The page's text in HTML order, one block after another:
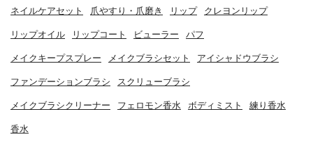
ネイルケアセット 爪やすり・爪磨き リップ クレヨンリップ
リップオイル リップコート ビューラー パフ
メイクキープスプレー メイクブラシセット アイシャドウブラシ
ファンデーションブラシ スクリューブラシ
メイクブラシクリーナー フェロモン香水 ボディミスト 練り香水
香水